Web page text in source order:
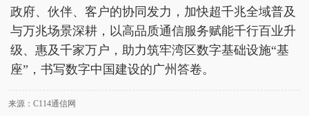
政府、伙伴、客户的协同发力，加快超千兆全域普及
与万兆场景深耕，以高品质通信服务赋能千行百业升
级、惠及千家万户，助力筑牢湾区数字基础设施“基
座”，书写数字中国建设的广州答卷。
来源：C114通信网